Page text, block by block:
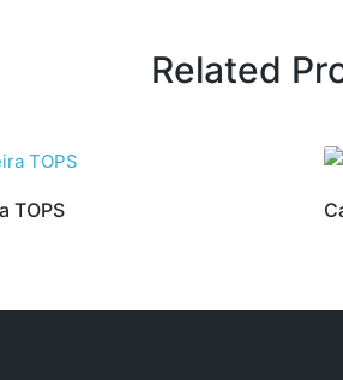
Related
TOPS